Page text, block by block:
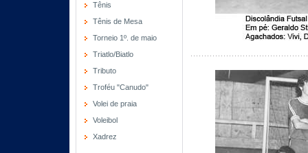
Tênis
Tênis de Mesa
Torneio 1º. de maio
Triatlo/Biatlo
Tributo
Troféu "Canudo"
Volei de praia
Voleibol
Xadrez